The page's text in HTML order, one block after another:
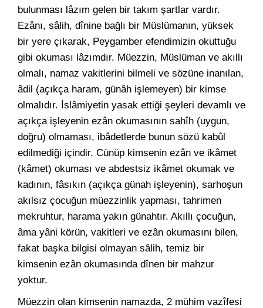
bulunması lâzım gelen bir takım şartlar vardır.
Ezânı, sâlih, dînine bağlı bir Müslümanın, yüksek
bir yere çıkarak, Peygamber efendimizin okuttuğu
gibi okuması lâzımdır. Müezzin, Müslüman ve akıllı
olmalı, namaz vakitlerini bilmeli ve sözüne inanılan,
âdil (açıkça haram, günâh işlemeyen) bir kimse
olmalıdır. İslâmiyetin yasak ettiği şeyleri devamlı ve
açıkça işleyenin ezân okumasının sahîh (uygun,
doğru) olmaması, ibâdetlerde bunun sözü kabûl
edilmediği içindir. Cünüp kimsenin ezân ve ikâmet
(kâmet) okuması ve abdestsiz ikâmet okumak ve
kadının, fâsıkın (açıkça günah işleyenin), sarhoşun
akılsız çocuğun müezzinlik yapması, tahrimen
mekruhtur, harama yakın günahtır. Akıllı çocuğun,
âma yâni körün, vakitleri ve ezân okumasını bilen,
fakat başka bilgisi olmayan sâlih, temiz bir
kimsenin ezân okumasında dînen bir mahzur
yoktur.
Müezzin olan kimsenin namazda, 2 mühim vazîfesi